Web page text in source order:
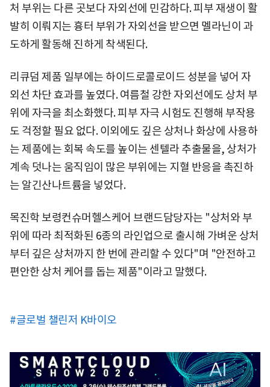
처 부위는 다른 곳보다 자외선에 민감하다. 피부 재생이 활
발히 이뤄지는 흉터 부위가 자외선을 받으면 멜라닌이 과
도하게 활동해 진하게 착색된다.
리큐덤 제품 일부에는 하이드로콜로이드 성분을 넣어 자
외선 차단 효과를 높였다. 여름철 강한 자외선에도 상처 부
위에 자극을 최소화했다. 피부 자극 시험도 진행해 부작용
도 걱정할 필요 없다. 이외에도 깊은 상처나 화상에 사용하
는 제품에는 회복 속도를 높이는 센텔라 추출물을, 상처가
계속 덧나는 움직임이 많은 부위에는 지혈 반응을 촉진하
는 알긴산나트륨을 넣었다.
목진학 보령컨슈머헬스케어 브랜드담당자는 "상처와 부
위에 따라 최적화된 6종의 라인업으로 출시해 가벼운 상처
부터 깊은 상처까지 한 번에 관리할 수 있다"며 "안전하고
편안한 상처 케어를 돕는 제품"이라고 말했다.
#글로벌 챌린저 K바이오